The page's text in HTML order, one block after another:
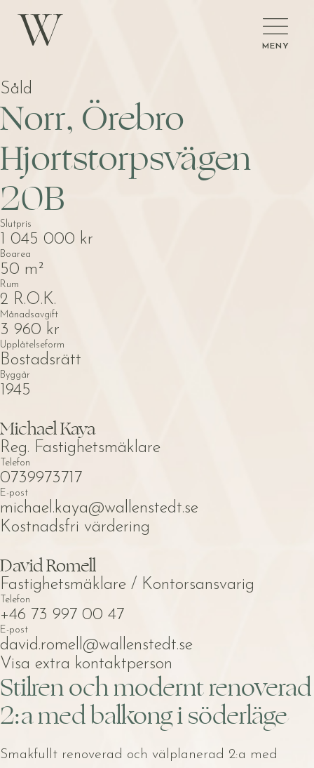
MENY
Såld
Norr, Örebro
Hjortstorpsvägen
20B
Slutpris
1 045 000 kr
Boarea
50 m²
Rum
2 R.O.K.
Månadsavgift
3 960 kr
Upplåtelseform
Bostadsrätt
Byggår
1945
Michael Kaya
Reg. Fastighetsmäklare
Telefon
0739973717
E-post
michael.kaya@wallenstedt.se
Kostnadsfri värdering
David Romell
Fastighetsmäklare / Kontorsansvarig
Telefon
+46 73 997 00 47
E-post
david.romell@wallenstedt.se
Visa extra kontaktperson
Stilren och modernt renoverad
2:a med balkong i söderläge
Smakfullt renoverad och välplanerad 2:a med